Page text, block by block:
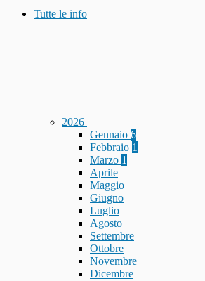
Tutte le info
2026
Gennaio 6
Febbraio 1
Marzo 1
Aprile
Maggio
Giugno
Luglio
Agosto
Settembre
Ottobre
Novembre
Dicembre